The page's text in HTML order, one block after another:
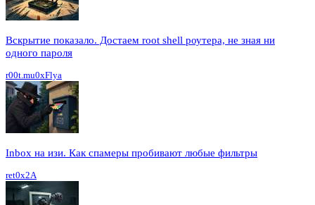
Вскрытие показало. Достаем root shell роутера, не зная ни
одного пароля
r00t.mu0xFlya
Inbox на изи. Как спамеры пробивают любые фильтры
ret0x2A